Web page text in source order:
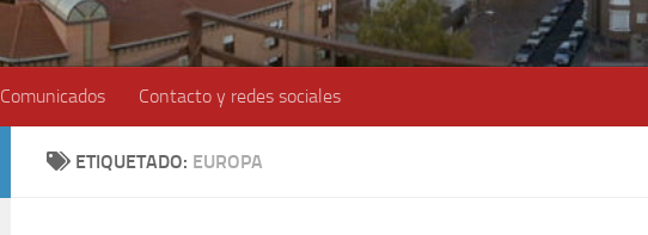
Comunicados Contacto y redes sociales
ETIQUETADO: EUROPA